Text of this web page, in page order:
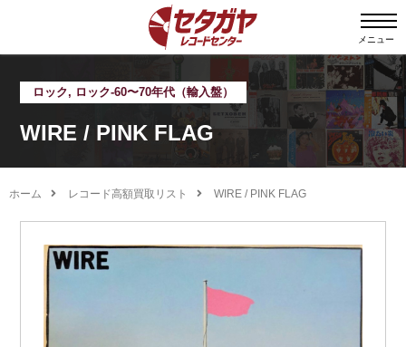
メニュー
ロック, ロック-60〜70年代（輸入盤）
WIRE / PINK FLAG
ホーム レコード高額買取リスト WIRE / PINK FLAG